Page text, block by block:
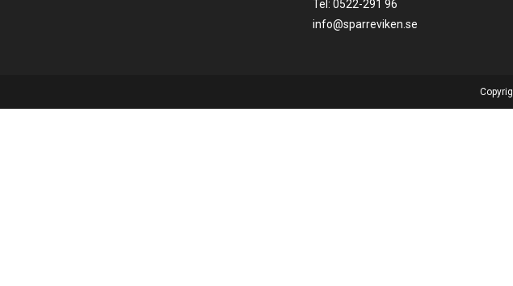
Tel: 0522-291 96
info@sparreviken.se